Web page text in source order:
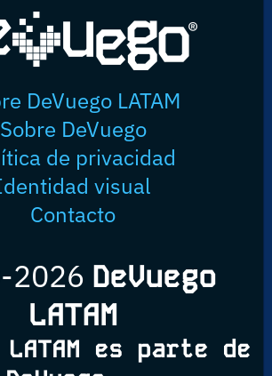
DeVuego LATAM
Sobre DeVuego
de privacidad
visual
Contacto
2026 DeVuego
LATAM
LATAM es parte de